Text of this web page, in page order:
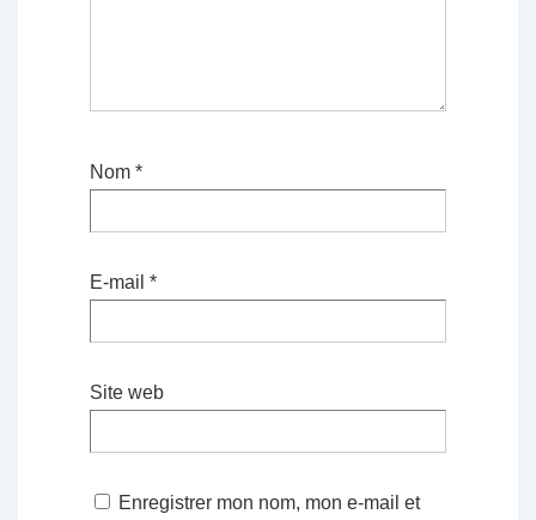
Nom *
E-mail *
Site web
Enregistrer mon nom, mon e-mail et